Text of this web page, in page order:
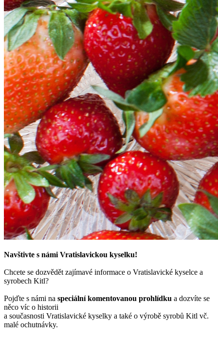
Navštivte s námi Vratislavickou kyselku!
Chcete se dozvědět zajímavé informace o Vratislavické kyselce a
syrobech Kitl?
Pojďte s námi na speciální komentovanou prohlídku a dozvíte se
něco víc o historii
a současnosti Vratislavické kyselky a také o výrobě syrobů Kitl vč.
malé ochutnávky.